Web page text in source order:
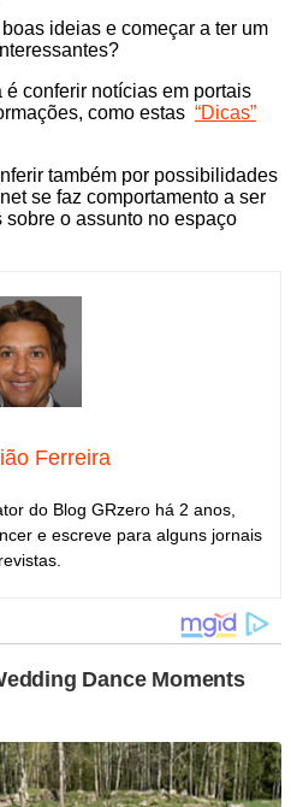
ideias e começar a ter um
conferir notícias em portais
como estas “Dicas”
também por possibilidades
se faz comportamento a ser
o assunto no espaço
Ferreira
do Blog GRzero há 2 anos,
e escreve para alguns jornais